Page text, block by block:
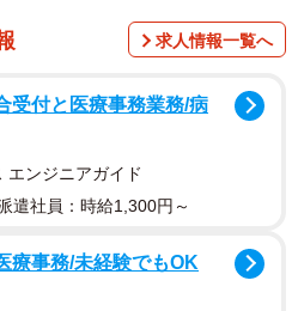
化粧地蔵（宮津市川向）
れる極彩色の地蔵菩薩（ぼさ
求人情報一覧へ
受付と医療事務業務/病
エンジニアガイド
遣社員：時給1,300円～
療事務/未経験でもOK